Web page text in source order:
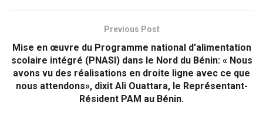
Previous Post
Mise en œuvre du Programme national d’alimentation
scolaire intégré (PNASI) dans le Nord du Bénin: « Nous
avons vu des réalisations en droite ligne avec ce que
nous attendons», dixit Ali Ouattara, le Représentant-
Résident PAM au Bénin.